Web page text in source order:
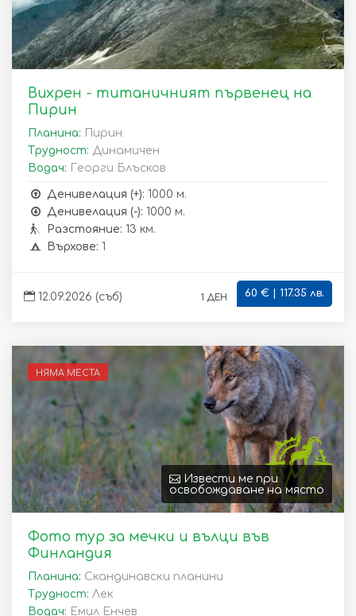
Вихрен - титаничният първенец на
Пирин
Планина: Пирин
Трудност: Динамичен
Водач: Георги Блъсков
Денивелация (+): 1000 м.
Денивелация (-): 1000 м.
Разстояние: 13 км.
Върхове: 1
12.09.2026 (съб) 1 ден 60 € | 117.35 лв.
Извести ме при
освобождаване на място
НЯМА МЕСТА
Фото тур за мечки и вълци във
Финландия
Планина: Скандинавски планини
Трудност: Лек
Водач: Емил Енчев